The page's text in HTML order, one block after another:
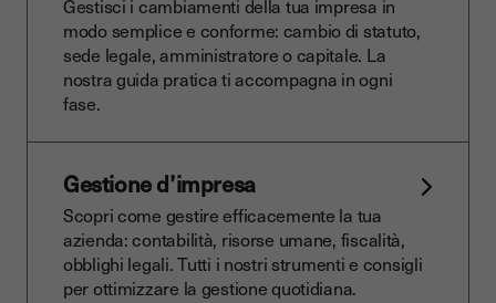
Gestisci i cambiamenti della tua impresa in
modo semplice e conforme: cambio di statuto,
sede legale, amministratore o capitale. La
nostra guida pratica ti accompagna in ogni
fase.
Gestione d’impresa
Scopri come gestire efficacemente la tua
azienda: contabilità, risorse umane, fiscalità,
obblighi legali. Tutti i nostri strumenti e consigli
per ottimizzare la gestione quotidiana.